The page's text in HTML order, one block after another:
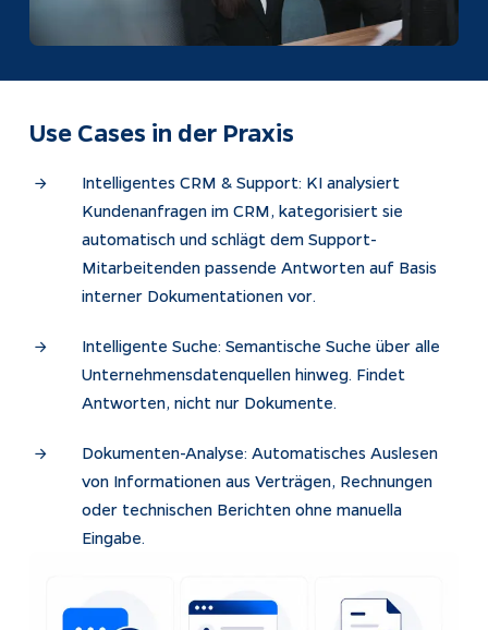
Use Cases in der Praxis
Intelligentes CRM & Support: KI analysiert
Kundenanfragen im CRM, kategorisiert sie
automatisch und schlägt dem Support-
Mitarbeitenden passende Antworten auf Basis
interner Dokumentationen vor.
Intelligente Suche: Semantische Suche über alle
Unternehmensdatenquellen hinweg. Findet
Antworten, nicht nur Dokumente.
Dokumenten-Analyse: Automatisches Auslesen
von Informationen aus Verträgen, Rechnungen
oder technischen Berichten ohne manuella
Eingabe.